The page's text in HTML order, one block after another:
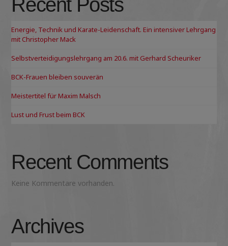
Recent Posts
Energie, Technik und Karate-Leidenschaft. Ein intensiver Lehrgang
mit Christopher Mack
Selbstverteidigungslehrgang am 20.6. mit Gerhard Scheuriker
BCK-Frauen bleiben souverän
Meistertitel für Maxim Malsch
Lust und Frust beim BCK
Recent Comments
Keine Kommentare vorhanden.
Archives